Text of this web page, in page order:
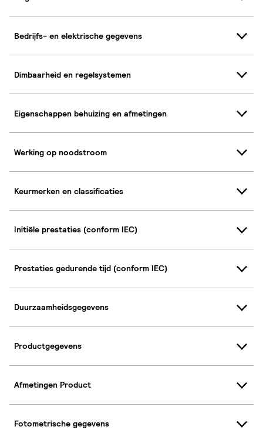
Bedrijfs- en elektrische gegevens
Dimbaarheid en regelsystemen
Eigenschappen behuizing en afmetingen
Werking op noodstroom
Keurmerken en classificaties
Initiële prestaties (conform IEC)
Prestaties gedurende tijd (conform IEC)
Duurzaamheidsgegevens
Productgegevens
Afmetingen Product
Fotometrische gegevens